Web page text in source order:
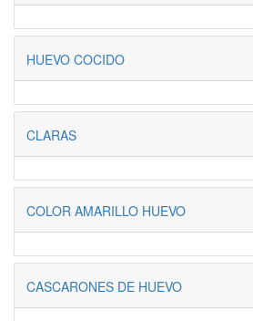
HUEVO COCIDO
CLARAS
COLOR AMARILLO HUEVO
CASCARONES DE HUEVO